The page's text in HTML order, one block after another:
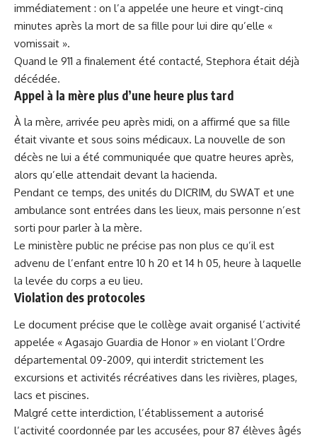
immédiatement : on l’a appelée une heure et vingt-cinq
minutes après la mort de sa fille pour lui dire qu’elle «
vomissait ».
Quand le 911 a finalement été contacté, Stephora était déjà
décédée.
Appel à la mère plus d’une heure plus tard
À la mère, arrivée peu après midi, on a affirmé que sa fille
était vivante et sous soins médicaux. La nouvelle de son
décès ne lui a été communiquée que quatre heures après,
alors qu’elle attendait devant la hacienda.
Pendant ce temps, des unités du DICRIM, du SWAT et une
ambulance sont entrées dans les lieux, mais personne n’est
sorti pour parler à la mère.
Le ministère public ne précise pas non plus ce qu’il est
advenu de l’enfant entre 10 h 20 et 14 h 05, heure à laquelle
la levée du corps a eu lieu.
Violation des protocoles
Le document précise que le collège avait organisé l’activité
appelée « Agasajo Guardia de Honor » en violant l’Ordre
départemental 09-2009, qui interdit strictement les
excursions et activités récréatives dans les rivières, plages,
lacs et piscines.
Malgré cette interdiction, l’établissement a autorisé
l’activité coordonnée par les accusées, pour 87 élèves âgés